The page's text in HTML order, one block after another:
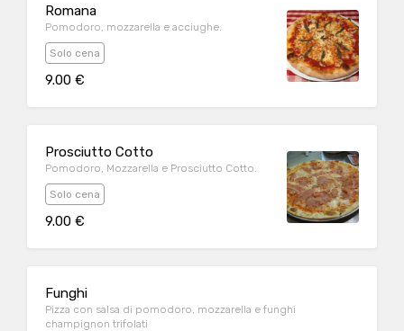
Romana
Pomodoro, mozzarella e acciughe.
Solo cena
9.00 €
Prosciutto Cotto
Pomodoro, Mozzarella e Prosciutto Cotto.
Solo cena
9.00 €
Funghi
Pizza con salsa di pomodoro, mozzarella e funghi
champignon trifolati